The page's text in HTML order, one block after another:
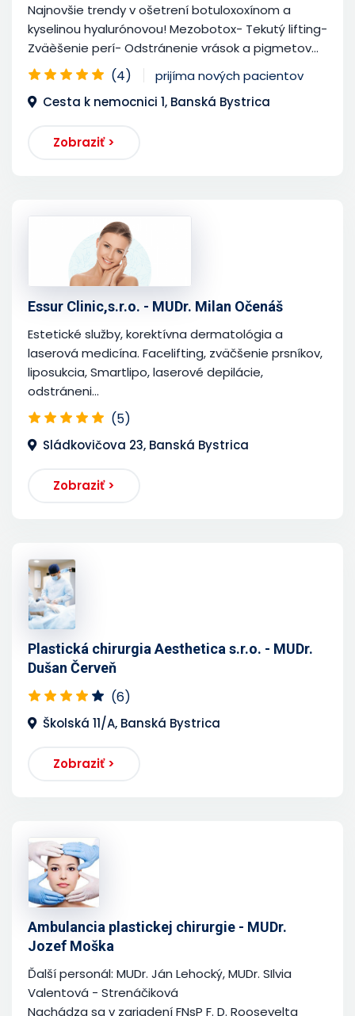
Najnovšie trendy v ošetrení botuloxoxínom a
kyselinou hyalurónovou! Mezobotox- Tekutý lifting-
Zväèšenie perí- Odstránenie vrások a pigmetov...
(4)
prijíma nových pacientov
Cesta k nemocnici 1, Banská Bystrica
Zobraziť >
Essur Clinic,s.r.o. - MUDr. Milan Očenáš
Estetické služby, korektívna dermatológia a
laserová medicína. Facelifting, zväčšenie prsníkov,
liposukcia, Smartlipo, laserové depilácie,
odstráneni...
(5)
Sládkovičova 23, Banská Bystrica
Zobraziť >
Plastická chirurgia Aesthetica s.r.o. - MUDr.
Dušan Červeň
(6)
Školská 11/A, Banská Bystrica
Zobraziť >
Ambulancia plastickej chirurgie - MUDr.
Jozef Moška
Ďalší personál: MUDr. Ján Lehocký, MUDr. SIlvia
Valentová - Strenáčiková
Nachádza sa v zariadení FNsP F. D. Roosevelta